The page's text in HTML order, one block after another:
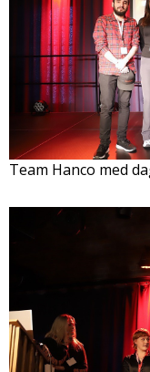
Team Hanco med